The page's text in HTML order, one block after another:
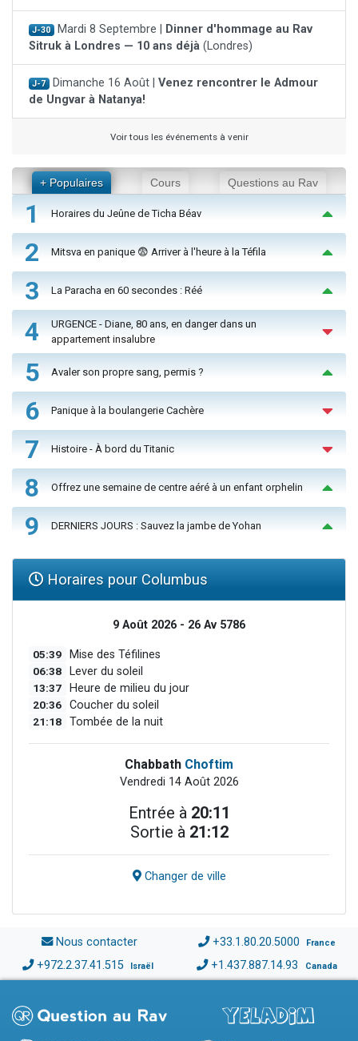
J-30 Mardi 8 Septembre |
Dinner d'hommage au Rav
Sitruk à Londres — 10 ans déjà (Londres)
J-7 Dimanche 16 Août | Venez rencontrer le Admour
de Ungvar à Natanya!
Voir tous les événements à venir
+ Populaires Cours Questions au Rav
1 Horaires du Jeûne de Ticha Béav
2 Mitsva en panique 😨 Arriver à l'heure à la Téfila
3 La Paracha en 60 secondes : Réé
4
URGENCE - Diane, 80 ans, en danger dans un
appartement insalubre
5 Avaler son propre sang, permis ?
6 Panique à la boulangerie Cachère
7 Histoire - À bord du Titanic
8 Offrez une semaine de centre aéré à un enfant orphelin
9 DERNIERS JOURS : Sauvez la jambe de Yohan
Horaires pour Columbus
9 Août 2026 - 26 Av 5786
05:39 Mise des Téfilines
06:38 Lever du soleil
13:37 Heure de milieu du jour
20:36 Coucher du soleil
21:18 Tombée de la nuit
Chabbath Choftim
Vendredi 14 Août 2026
Entrée à 20:11
Sortie à 21:12
Changer de ville
Nous contacter +33.1.80.20.5000 France
+972.2.37.41.515 Israël +1.437.887.14.93 Canada